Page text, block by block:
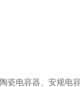
瓷电容器、安规电